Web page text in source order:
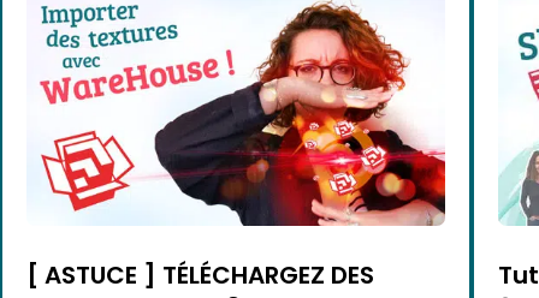
[ ASTUCE ] TÉLÉCHARGEZ DES